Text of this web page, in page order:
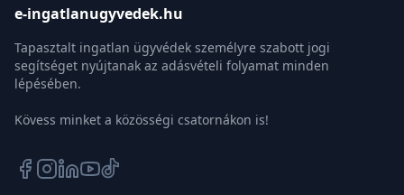
e-ingatlanugyvedek.hu
Tapasztalt ingatlan ügyvédek személyre szabott jogi
segítséget nyújtanak az adásvételi folyamat minden
lépésében.
Kövess minket a közösségi csatornákon is!